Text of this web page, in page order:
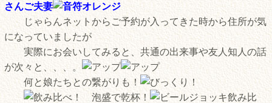
さんご夫妻
じゃらんネットからご予約が入ってきた時から住所が気
になっていましたが
実際にお会いしてみると、共通の出来事や友人知人の話
が次々と、、、。
何と娘たちとの繋がりも！
泡盛で乾杯！
飲み比